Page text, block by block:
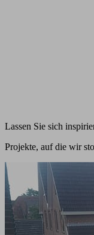
Lassen Sie sich
Projekte, auf die wir